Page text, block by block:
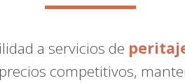
a servicios de
competitivos,